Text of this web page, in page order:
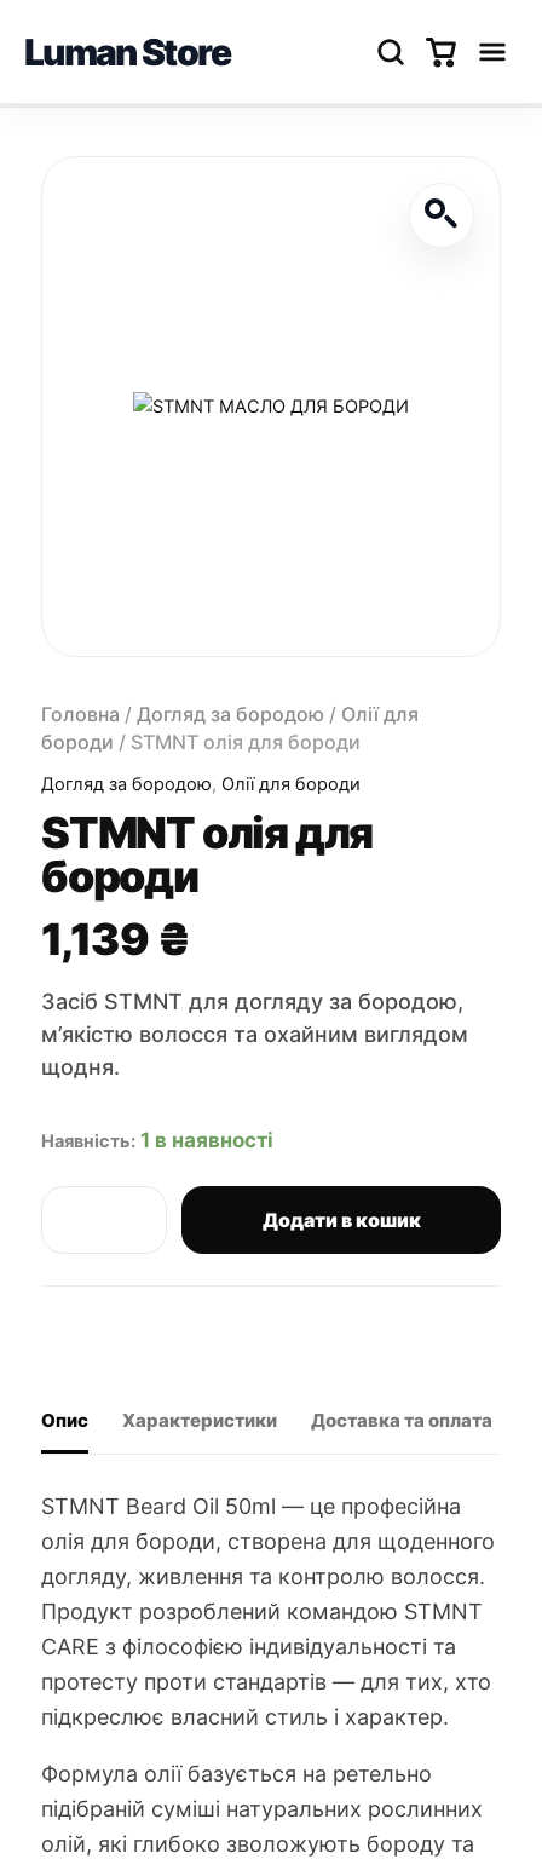
Luman Store
Головна / Догляд за бородою / Олії для
бороди / STMNT олія для бороди
Догляд за бородою, Олії для бороди
STMNT олія для
бороди
1,139 ₴
Засіб STMNT для догляду за бородою,
м’якістю волосся та охайним виглядом
щодня.
Наявність: 1 в наявності
олія
Додати в кошик
Опис Характеристики Доставка та оплата
STMNT Beard Oil 50ml — це професійна
олія для бороди, створена для щоденного
догляду, живлення та контролю волосся.
Продукт розроблений командою STMNT
CARE з філософією індивідуальності та
протесту проти стандартів — для тих, хто
підкреслює власний стиль і характер.
Формула олії базується на ретельно
підібраній суміші натуральних рослинних
олій, які глибоко зволожують бороду та